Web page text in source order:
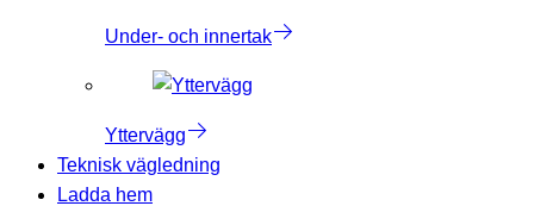
Under- och innertak
Yttervägg
Teknisk vägledning
Ladda hem